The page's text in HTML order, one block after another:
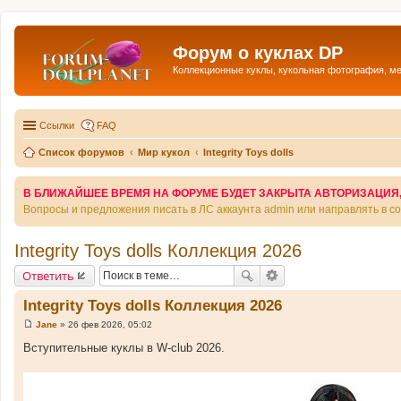
Форум о куклах DP
Коллекционные куклы, кукольная фотография,
Ссылки FAQ
Список форумов Мир кукол Integrity Toys dolls
В БЛИЖАЙШЕЕ ВРЕМЯ НА ФОРУМЕ БУДЕТ ЗАКРЫТА
Вопросы и предложения писать в ЛС аккаунта admin или направлять в
Integrity Toys dolls Коллекция 2026
Ответить
Integrity Toys dolls Коллекция 2026
о
щ
Jane » 26 фев 2026, 05:02
Вступительные куклы в W-club 2026.